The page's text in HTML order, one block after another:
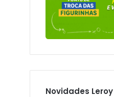
Novidades